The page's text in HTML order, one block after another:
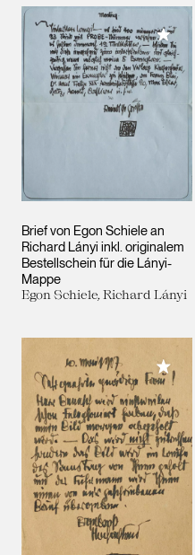
Brief von Egon Schiele an
Richard Lányi inkl. originalem
Bestellschein für die Lányi-
Mappe
Egon Schiele, Richard Lányi